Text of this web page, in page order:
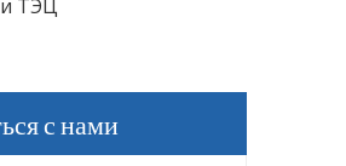
ТЭЦ
с нами